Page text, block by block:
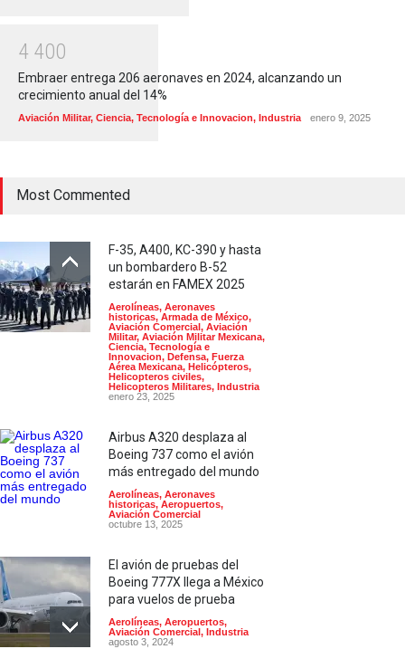
4 400
Embraer entrega 206 aeronaves en 2024, alcanzando un
crecimiento anual del 14%
Aviación Militar, Ciencia, Tecnología e Innovacion, Industria enero 9, 2025
Most Commented
F-35, A400, KC-390 y hasta
un bombardero B-52
estarán en FAMEX 2025
Aerolíneas, Aeronaves
historicas, Armada de México,
Aviación Comercial, Aviación
Militar, Aviación Militar Mexicana,
Ciencia, Tecnología e
Innovacion, Defensa, Fuerza
Aérea Mexicana, Helicópteros,
Helicopteros civiles,
Helicopteros Militares, Industria
enero 23, 2025
Airbus A320 desplaza al
Boeing 737 como el avión
más entregado del mundo
Aerolíneas, Aeronaves
historicas, Aeropuertos,
Aviación Comercial
octubre 13, 2025
El avión de pruebas del
Boeing 777X llega a México
para vuelos de prueba
Aerolíneas, Aeropuertos,
Aviación Comercial, Industria
agosto 3, 2024